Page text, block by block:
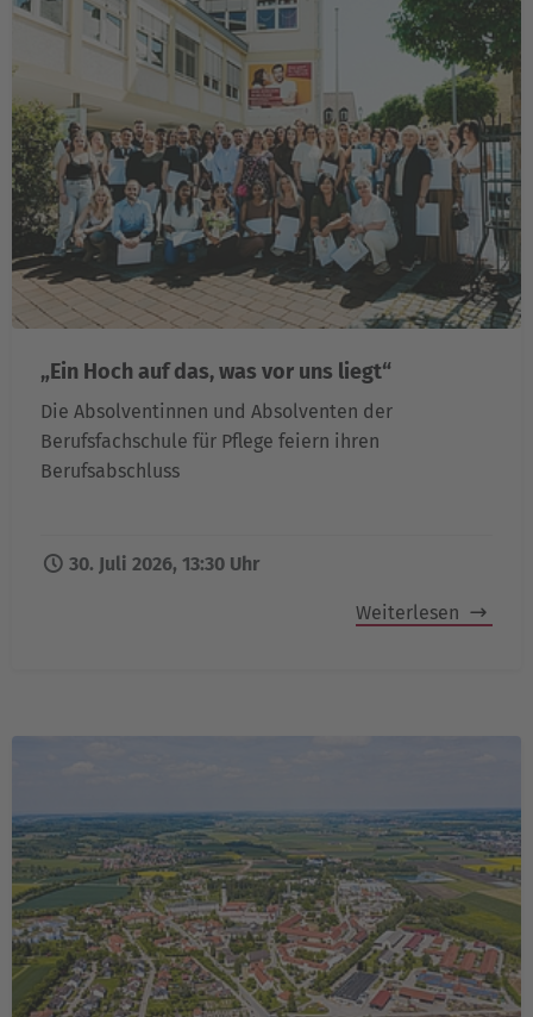
„Ein Hoch auf das, was vor uns liegt“
Die Absolventinnen und Absolventen der
Berufsfachschule für Pflege feiern ihren
Berufsabschluss
30. Juli 2026, 13:30 Uhr
Weiterlesen